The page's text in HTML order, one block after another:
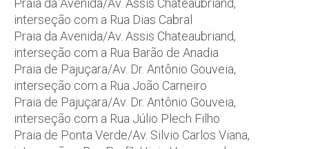
Praia da Avenida/Av. Assis Chateaubriand,
interseção com a Rua Dias Cabral
Praia da Avenida/Av. Assis Chateaubriand,
interseção com a Rua Barão de Anadia
Praia de Pajuçara/Av. Dr. Antônio Gouveia,
interseção com a Rua João Carneiro
Praia de Pajuçara/Av. Dr. Antônio Gouveia,
interseção com a Rua Júlio Plech Filho
Praia de Ponta Verde/Av. Silvio Carlos Viana,